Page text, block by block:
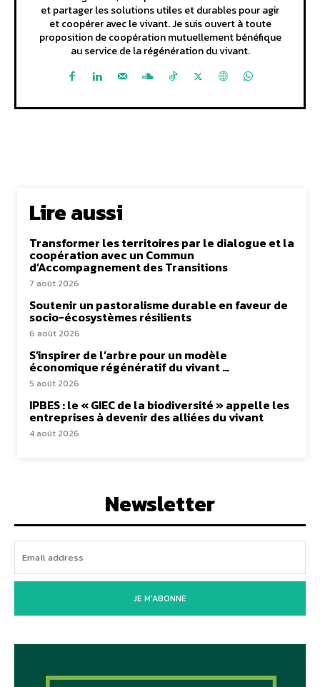
et partager les solutions utiles et durables pour agir
et coopérer avec le vivant. Je suis ouvert à toute
proposition de coopération mutuellement bénéfique
au service de la régénération du vivant.
Lire aussi
Transformer les territoires par le dialogue et la
coopération avec un Commun
d’Accompagnement des Transitions
7 août 2026
Soutenir un pastoralisme durable en faveur de
socio-écosystèmes résilients
6 août 2026
S’inspirer de l’arbre pour un modèle
économique régénératif du vivant …
5 août 2026
IPBES : le « GIEC de la biodiversité » appelle les
entreprises à devenir des alliées du vivant
4 août 2026
Newsletter
JE M'ABONNE